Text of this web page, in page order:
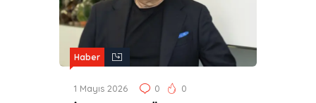
Haber
1 Mayıs 2026 0 0